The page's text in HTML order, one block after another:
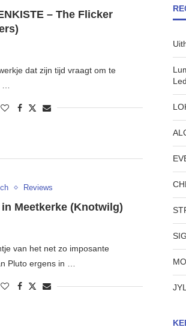
– The Flicker
dat zijn tijd vraagt om te
Reviews
in Meetkerke (Knotwilg)
van het net zo imposante
Pluto ergens in …